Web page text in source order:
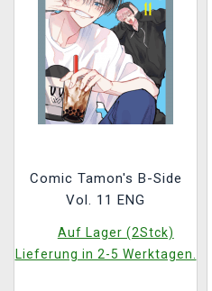
Comic Tamon's B-Side
Vol. 11 ENG
Auf Lager (2Stck)
Lieferung in 2-5 Werktagen.